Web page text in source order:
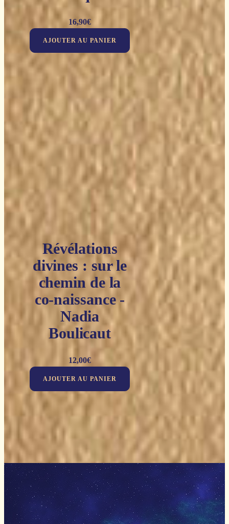
16,90€
AJOUTER AU PANIER
Révélations
divines : sur le
chemin de la
co-naissance -
Nadia
Boulicaut
12,00€
AJOUTER AU PANIER